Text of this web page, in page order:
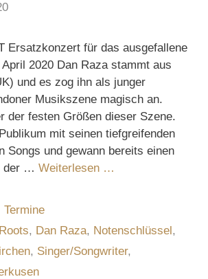
Ersatzkonzert für das ausgefallene
2020 Dan Raza stammt aus
und es zog ihn als junger
Musikszene magisch an.
der festen Größen dieser Szene.
mit seinen tiefgreifenden
Songs und gewann bereits einen
der … Weiterlesen …
Termine
, Dan Raza, Notenschlüssel,
, Singer/Songwriter,